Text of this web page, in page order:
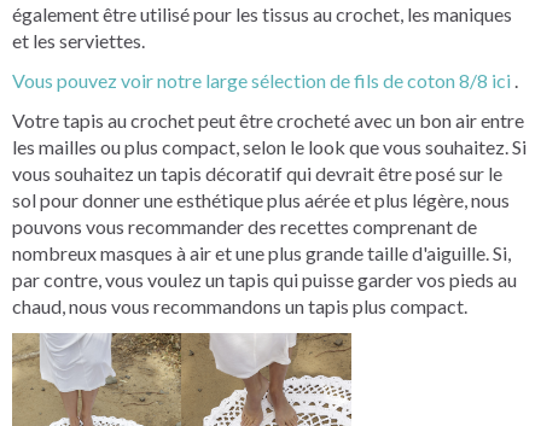
également être utilisé pour les tissus au crochet, les maniques
et les serviettes.
Vous pouvez voir notre large sélection de fils de coton 8/8 ici .
Votre tapis au crochet peut être crocheté avec un bon air entre
les mailles ou plus compact, selon le look que vous souhaitez. Si
vous souhaitez un tapis décoratif qui devrait être posé sur le
sol pour donner une esthétique plus aérée et plus légère, nous
pouvons vous recommander des recettes comprenant de
nombreux masques à air et une plus grande taille d'aiguille. Si,
par contre, vous voulez un tapis qui puisse garder vos pieds au
chaud, nous vous recommandons un tapis plus compact.